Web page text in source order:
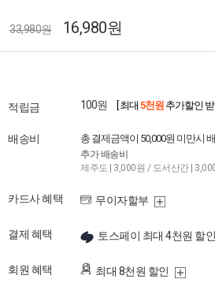
33,980원 16,980원
적립금 100원 [ 최대 5천원 추가할인 받
배송비 총 결제금액이 50,000원 미만시
추가 배송비
제주도 | 3,000원 / 도서산간 |
카드사 혜택 무이자할부
결제 혜택 토스페이 최대 4천원 할인
회원 혜택 최대 8천원 할인